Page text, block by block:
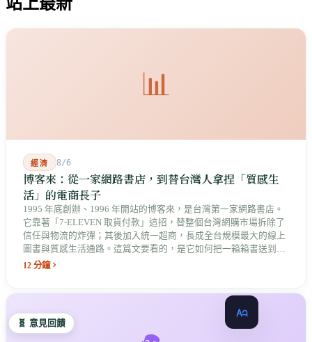
📊
經濟 8/6
博客來：從一家網路書店，到替台灣人拿捏「質感生
活」的電商長子
1995 年底創辦、1996 年開站的博客來，是台灣第一家網路書店。
它靠著「7-ELEVEN 取貨付款」這招，替整個台灣網購市場拆除了
信任與物流的炸彈；其後加入統一超商，長成全台規模最大的線上
圖書與質感生活通路。這篇文要看的，是它如何把一箱箱書送到你
巷口，最後長成了統一集團數位版圖中最具原生基因的老長子。
12 分鐘
🧬 意見回饋